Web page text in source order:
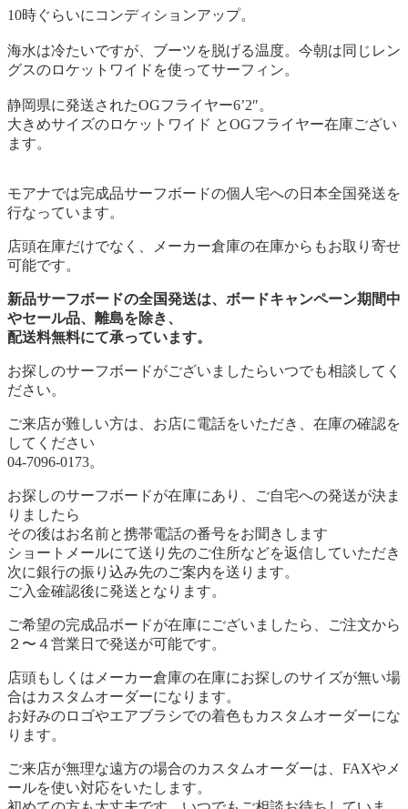
10時ぐらいにコンディションアップ。
海水は冷たいですが、ブーツを脱げる温度。 今朝は同じレン
グスのロケットワイドを使ってサーフィン。
静岡県に発送されたOGフライヤー6’2″。
大きめサイズのロケットワイド とOGフライヤー在庫ござい
ます。
モアナでは完成品サーフボードの個人宅への日本全国発送を
行なっています。
店頭在庫だけでなく、メーカー倉庫の在庫からもお取り寄せ
可能です。
新品サーフボードの全国発送は、ボードキャンペーン期間中
やセール品、離島を除き、
配送料無料にて承っています。
お探しのサーフボードがございましたらいつでも相談してく
ださい。
ご来店が難しい方は、お店に電話をいただき、在庫の確認を
してください
04-7096-0173。
お探しのサーフボードが在庫にあり、ご自宅への発送が決ま
りましたら
その後はお名前と携帯電話の番号をお聞きします
ショートメールにて送り先のご住所などを返信していただき
次に銀行の振り込み先のご案内を送ります。
ご入金確認後に発送となります。
ご希望の完成品ボードが在庫にございましたら、ご注文から
２〜４営業日で発送が可能です。
店頭もしくはメーカー倉庫の在庫にお探しのサイズが無い場
合はカスタムオーダーになります。
お好みのロゴやエアブラシでの着色もカスタムオーダーにな
ります。
ご来店が無理な遠方の場合のカスタムオーダーは、FAXやメ
ールを使い対応をいたします。